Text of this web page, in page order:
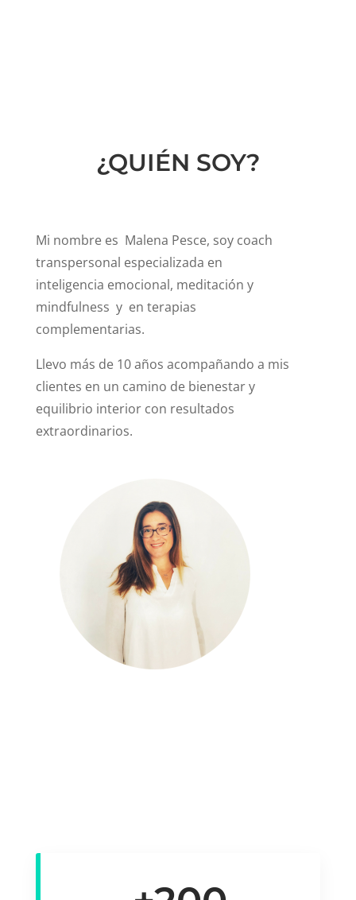
¿QUIÉN SOY?
Mi nombre es Malena Pesce, soy coach
transpersonal especializada en
inteligencia emocional, meditación y
mindfulness y en terapias
complementarias.
Llevo más de 10 años acompañando a mis
clientes en un camino de bienestar y
equilibrio interior con resultados
extraordinarios.